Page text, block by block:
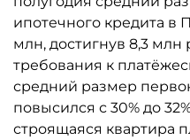
ипотечного кредита в
млн, достигнув 8,3
требования к
средний размер
повысился с 30% до
строящаяся квартира